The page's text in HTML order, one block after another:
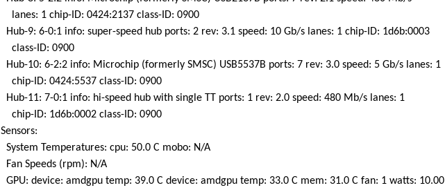
lanes: 1 chip-ID: 0424:2137 class-ID: 0900
Hub-9: 6-0:1 info: super-speed hub ports: 2 rev: 3.1 speed: 10 Gb/s lanes: 1 chip-ID: 1d6b:0003
class-ID: 0900
Hub-10: 6-2:2 info: Microchip (formerly SMSC) USB5537B ports: 7 rev: 3.0 speed: 5 Gb/s lanes: 1
chip-ID: 0424:5537 class-ID: 0900
Hub-11: 7-0:1 info: hi-speed hub with single TT ports: 1 rev: 2.0 speed: 480 Mb/s lanes: 1
chip-ID: 1d6b:0002 class-ID: 0900
Sensors:
System Temperatures: cpu: 50.0 C mobo: N/A
Fan Speeds (rpm): N/A
GPU: device: amdgpu temp: 39.0 C device: amdgpu temp: 33.0 C mem: 31.0 C fan: 1 watts: 10.00